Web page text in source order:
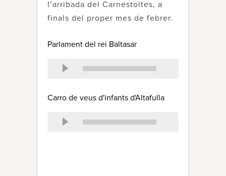
l’arribada del Carnestoltes, a
finals del proper mes de febrer.
Parlament del rei Baltasar
Carro de veus d'infants d'Altafulla